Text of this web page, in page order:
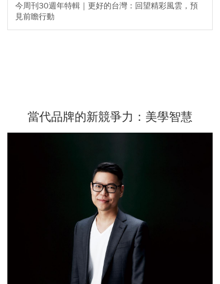
今周刊30週年特輯｜更好的台灣：回望精彩風雲，預
見前瞻行動
當代品牌的新競爭力：美學智慧